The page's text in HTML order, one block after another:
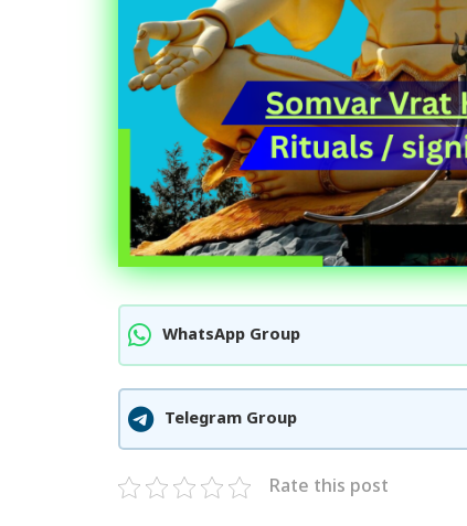
WhatsApp Group
Telegram Group
Rate this post